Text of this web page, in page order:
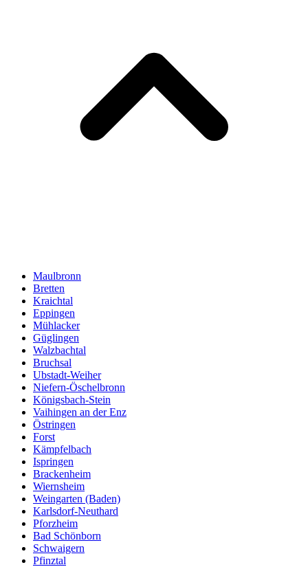
Maulbronn
Bretten
Kraichtal
Eppingen
Mühlacker
Güglingen
Walzbachtal
Bruchsal
Ubstadt-Weiher
Niefern-Öschelbronn
Königsbach-Stein
Vaihingen an der Enz
Östringen
Forst
Kämpfelbach
Ispringen
Brackenheim
Wiernsheim
Weingarten (Baden)
Karlsdorf-Neuthard
Pforzheim
Bad Schönborn
Schwaigern
Pfinztal